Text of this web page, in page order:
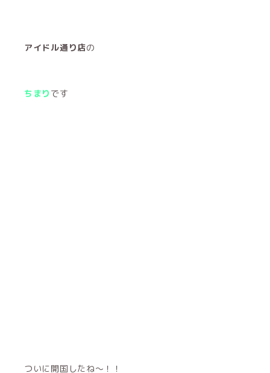
アイドル通り店の
ちまり です
ついに開国したね〜！！